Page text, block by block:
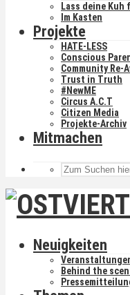
Lass deine Kuh
Im Kasten
Projekte
HATE-LESS
Conscious
Community Re-
Trust in Truth
#NewME
Circus A.C.T
Citizen Media
Projekte-Archiv
Mitmachen
Neuigkeiten
Behind the